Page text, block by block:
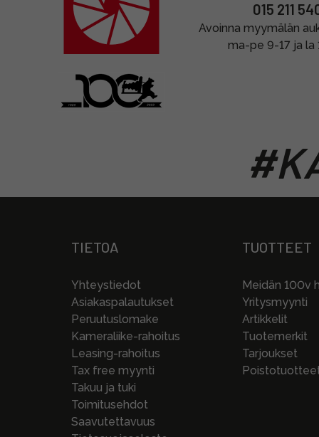
015 211
Avoinna myymälän
ma-pe 9-17 ja la
TIETOA
Yhteystiedot
Asiakaspalautukset
Peruutuslomake
Kameraliike-rahoitus
Leasing-rahoitus
Tax free myynti
Takuu ja tuki
Toimitusehdot
Saavutettavuus
TUOTTEET
Meidän 100v
Yritysmyynti
Artikkelit
Tuotemerkit
Tarjoukset